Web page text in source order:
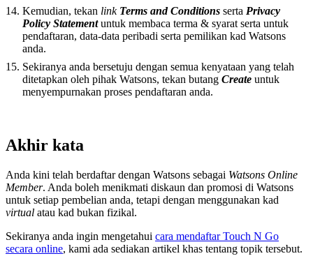
Kemudian, tekan link Terms and Conditions serta Privacy
Policy Statementuntuk membaca terma & syarat serta untuk
pendaftaran, data-data peribadi serta pemilikan kad Watsons
anda.
Sekiranya anda bersetuju dengan semua kenyataan yang telah
ditetapkan oleh pihak Watsons, tekan butang Create untuk
menyempurnakan proses pendaftaran anda.
Akhir kata
Anda kini telah berdaftar dengan Watsons sebagai Watsons Online
Member. Anda boleh menikmati diskaun dan promosi di Watsons
untuk setiap pembelian anda, tetapi dengan menggunakan kad
virtual atau kad bukan fizikal.
Sekiranya anda ingin mengetahui cara mendaftar Touch N Go
secara online, kami ada sediakan artikel khas tentang topik tersebut.